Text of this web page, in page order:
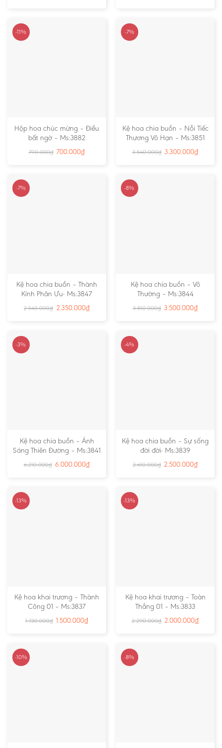
-11%
Hộp hoa chúc mừng – Điều
bất ngờ – Ms:3882
790.000₫ 700.000₫
-7%
Kệ hoa chia buồn – Nỗi Tiếc
Thương Vô Hạn – Ms:3851
3.540.000₫ 3.300.000₫
-7%
Kệ hoa chia buồn – Thành
Kính Phân Ưu- Ms:3847
2.540.000₫ 2.350.000₫
-8%
Kệ hoa chia buồn – Vô
Thường – Ms:3844
3.810.000₫ 3.500.000₫
-3%
Kệ hoa chia buồn – Ánh
Sáng Thiên Đường – Ms:3841
6.210.000₫ 6.000.000₫
-4%
Kệ hoa chia buồn – Sự sống
đời đời- Ms:3839
2.610.000₫ 2.500.000₫
-13%
Kệ hoa khai trương – Thành
Công 01 – Ms:3837
1.730.000₫ 1.500.000₫
-13%
Kệ hoa khai trương – Toàn
Thắng 01 – Ms:3833
2.290.000₫ 2.000.000₫
-10% -8%